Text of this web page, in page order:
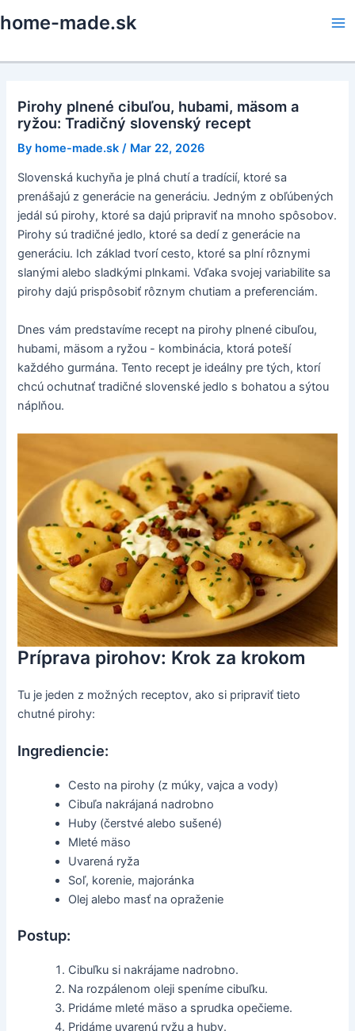
to
home-made.sk
Pirohy plnené cibuľou, hubami, mäsom a
ryžou: Tradičný slovenský recept
By home-made.sk / Mar 22, 2026
Slovenská kuchyňa je plná chutí a tradícií, ktoré sa
prenášajú z generácie na generáciu. Jedným z obľúbených
jedál sú pirohy, ktoré sa dajú pripraviť na mnoho spôsobov.
Pirohy sú tradičné jedlo, ktoré sa dedí z generácie na
generáciu. Ich základ tvorí cesto, ktoré sa plní rôznymi
slanými alebo sladkými plnkami. Vďaka svojej variabilite sa
pirohy dajú prispôsobiť rôznym chutiam a preferenciám.
Dnes vám predstavíme recept na pirohy plnené cibuľou,
hubami, mäsom a ryžou - kombinácia, ktorá poteší
každého gurmána. Tento recept je ideálny pre tých, ktorí
chcú ochutnať tradičné slovenské jedlo s bohatou a sýtou
náplňou.
Príprava pirohov: Krok za krokom
Tu je jeden z možných receptov, ako si pripraviť tieto
chutné pirohy:
Ingrediencie:
Cesto na pirohy (z múky, vajca a vody)
Cibuľa nakrájaná nadrobno
Huby (čerstvé alebo sušené)
Mleté mäso
Uvarená ryža
Soľ, korenie, majoránka
Olej alebo masť na opraženie
Postup:
Cibuľku si nakrájame nadrobno.
Na rozpálenom oleji speníme cibuľku.
Pridáme mleté mäso a sprudka opečieme.
Pridáme uvarenú ryžu a huby.